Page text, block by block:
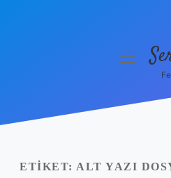
Yasal Uyarı
menüyü
ETIKET: ALT YAZI